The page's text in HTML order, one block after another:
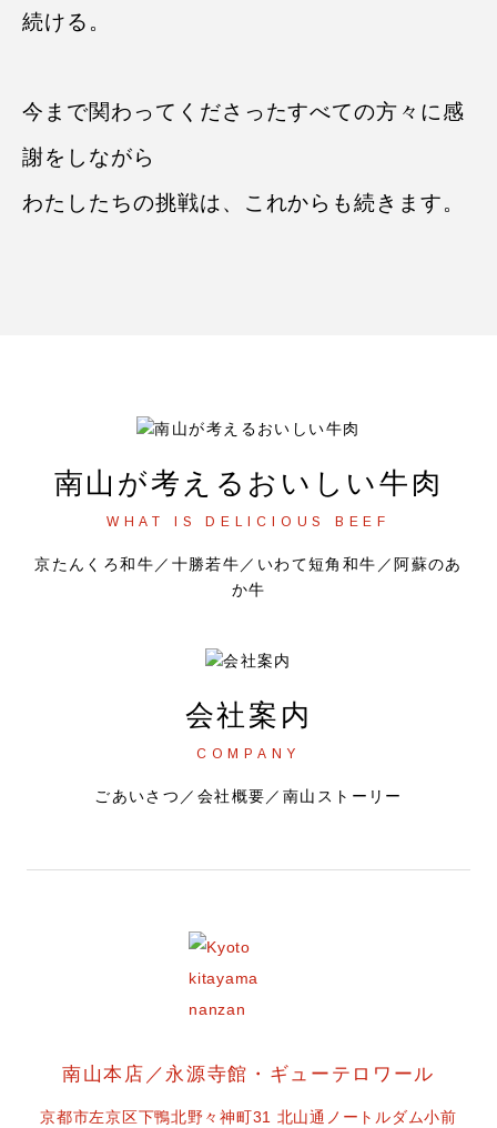
続ける。
今まで関わってくださったすべての方々に感
謝をしながら
わたしたちの挑戦は、これからも続きます。
南山が考えるおいしい牛肉
WHAT IS DELICIOUS BEEF
京たんくろ和牛／十勝若牛／いわて短角和牛／阿蘇のあ
か牛
会社案内
COMPANY
ごあいさつ／会社概要／南山ストーリー
南山本店／永源寺館・ギューテロワール
京都市左京区下鴨北野々神町31 北山通ノートルダム小前